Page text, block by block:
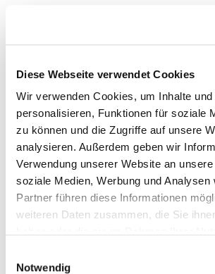
Diese Webseite verwendet Cookies
Wir verwenden Cookies, um Inhalte
personalisieren, Funktionen für soziale
zu können und die Zugriffe auf unsere
analysieren. Außerdem geben wir
Verwendung unserer Website an
soziale Medien, Werbung und Analysen
Partner führen diese Informationen
weiteren Daten zusammen, die Sie
Notwendig
Interpoma Congress
Interpoma Tours
The Orchard of the
Interpoma Business
Die Gewinner 2024
Die Gewinner 2022
Ausstellerliste
Produktkatalog